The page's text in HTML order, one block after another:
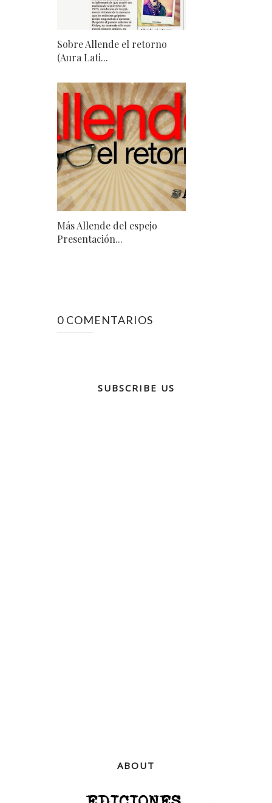
Sobre Allende el retorno
(Aura Lati...
Más Allende del espejo
Presentación...
0 COMENTARIOS
SUBSCRIBE US
ABOUT